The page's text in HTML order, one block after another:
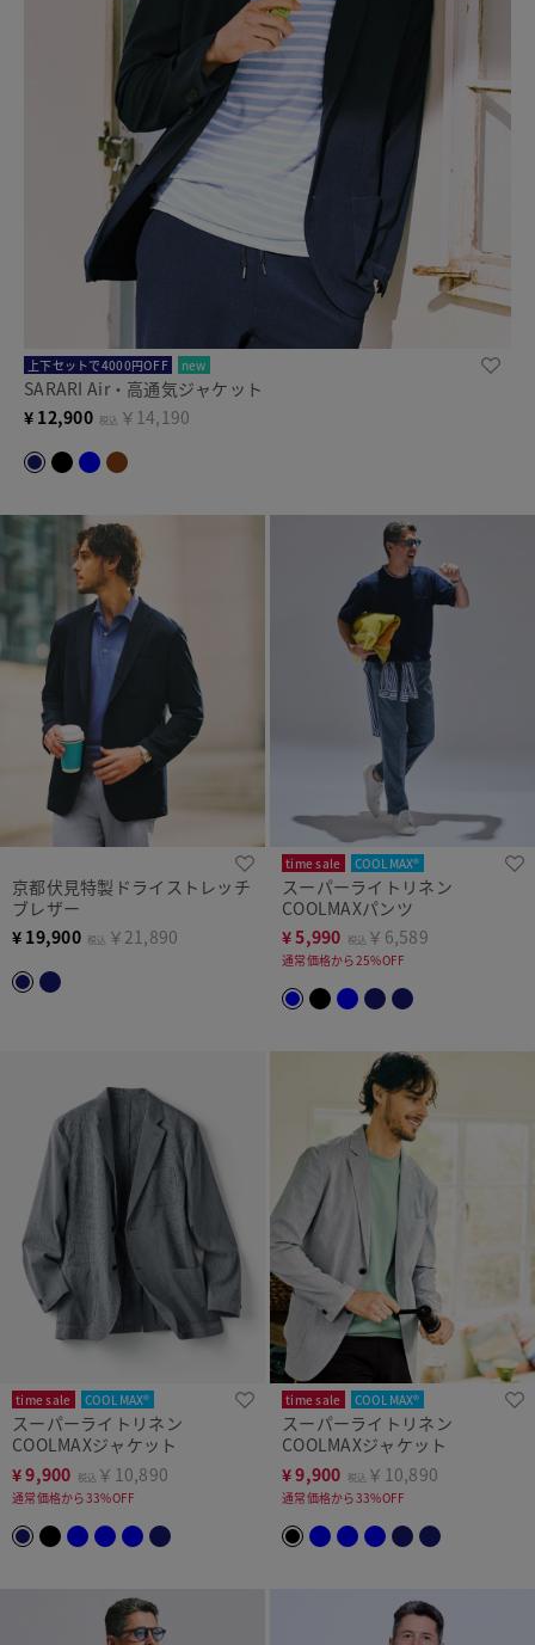
上下セットで4000円OFF new
SARARI Air・高通気ジャケット
¥ 12,900 税込 ￥14,190
京都伏見特製ドライストレッチ
ブレザー
¥ 19,900 税込 ￥21,890
time sale COOLMAX®
スーパーライトリネン
COOLMAXパンツ
¥5,990 税込 ￥6,589
通常価格から25%OFF
time sale COOLMAX®
スーパーライトリネン
COOLMAXジャケット
¥9,900 税込 ￥10,890
通常価格から33%OFF
time sale COOLMAX®
スーパーライトリネン
COOLMAXジャケット
¥9,900 税込 ￥10,890
通常価格から33%OFF